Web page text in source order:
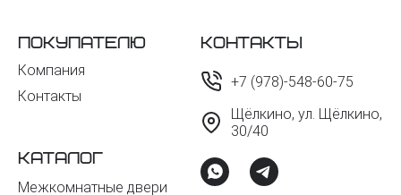
Покупателю
Компания
Контакты
Каталог
Межкомнатные двери
Контакты
+7 (978)-548-60-75
Щёлкино, ул. Щёлкино,
30/40